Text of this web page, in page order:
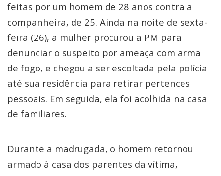
feitas por um homem de 28 anos contra a
companheira, de 25. Ainda na noite de sexta-
feira (26), a mulher procurou a PM para
denunciar o suspeito por ameaça com arma
de fogo, e chegou a ser escoltada pela polícia
até sua residência para retirar pertences
pessoais. Em seguida, ela foi acolhida na casa
de familiares.
Durante a madrugada, o homem retornou
armado à casa dos parentes da vítima,